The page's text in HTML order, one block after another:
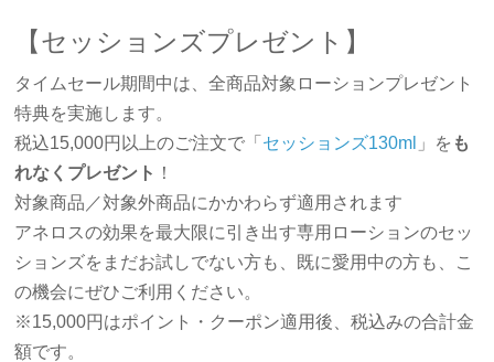
【セッションズプレゼント】
タイムセール期間中は、全商品対象ローションプレゼント
特典を実施します。
税込15,000円以上のご注文で「 セッションズ130ml 」を も
れなくプレゼント ！
対象商品／対象外商品にかかわらず適用されます
アネロスの効果を最大限に引き出す専用ローションのセッ
ションズをまだお試しでない方も、既に愛用中の方も、こ
の機会にぜひご利用ください。
※15,000円はポイント・クーポン適用後、税込みの合計金
額です。